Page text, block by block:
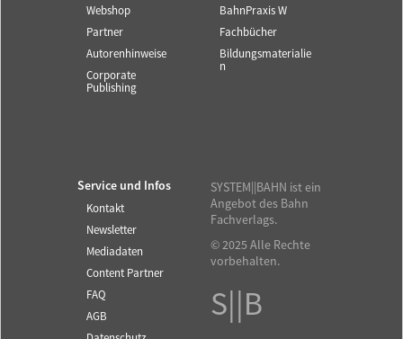
Webshop
Partner
Autorenhinweise
Corporate
Publishing
BahnPraxis W
Fachbücher
Bildungsmaterialie
n
Service und Infos
Kontakt
Newsletter
Mediadaten
Content Partner
FAQ
AGB
SYSTEM||BAHN ist ein
Angebot des Bahn
Fachverlags.
© 2025 Alle Rechte
vorbehalten.
S||B